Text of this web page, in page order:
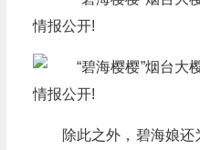
除此之外，碧海娘